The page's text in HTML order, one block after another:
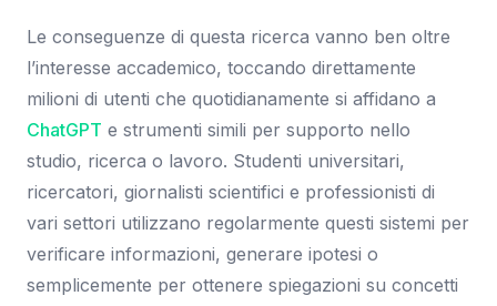
Le conseguenze di questa ricerca vanno ben oltre
l’interesse accademico, toccando direttamente
milioni di utenti che quotidianamente si affidano a
ChatGPT e strumenti simili per supporto nello
studio, ricerca o lavoro. Studenti universitari,
ricercatori, giornalisti scientifici e professionisti di
vari settori utilizzano regolarmente questi sistemi per
verificare informazioni, generare ipotesi o
semplicemente per ottenere spiegazioni su concetti